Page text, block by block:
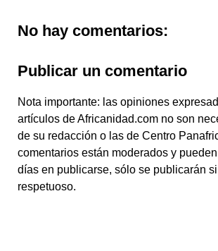
No hay comentarios:
Publicar un comentario
Nota importante: las opiniones
artículos de Africanidad.com no son
de su redacción o las de Centro
comentarios están moderados y
días en publicarse, sólo se publicarán
respetuoso.